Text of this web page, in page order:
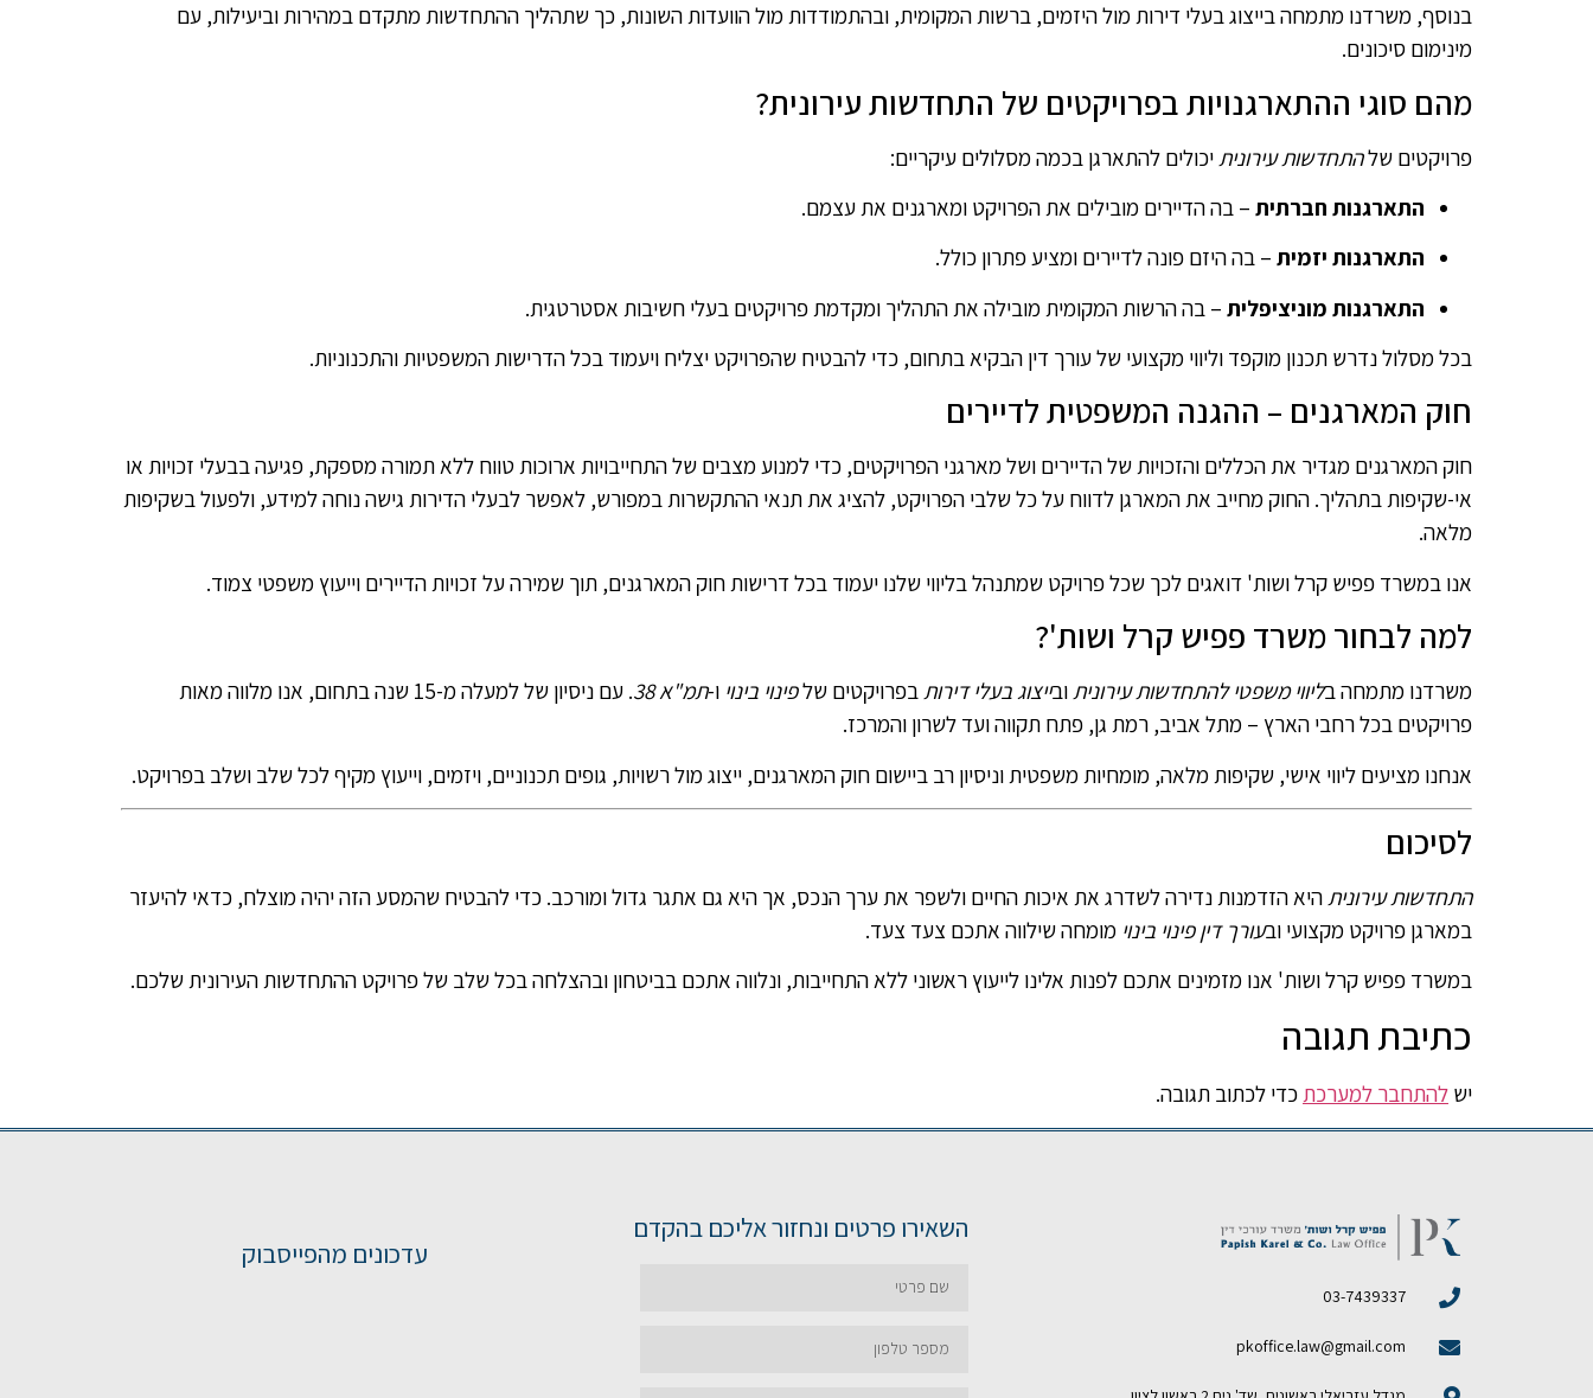
בנוסף, משרדנו מתמחה בייצוג בעלי דירות מול היזמים, ברשות המקומית, ובהתמודדות מול הוועדות השונות, כך שתהליך ההתחדשות מתקדם במהירות וביעילות, עם
מינימום סיכונים.
מהם סוגי ההתארגנויות בפרויקטים של התחדשות עירונית?
פרויקטים שלהתחדשות עירונית יכולים להתארגן בכמה מסלולים עיקריים:
התארגנות חברתית – בה הדיירים מובילים את הפרויקט ומארגנים את עצמם.
התארגנות יזמית – בה היזם פונה לדיירים ומציע פתרון כולל.
התארגנות מוניציפלית – בה הרשות המקומית מובילה את התהליך ומקדמת פרויקטים בעלי חשיבות אסטרטגית.
בכל מסלול נדרש תכנון מוקפד וליווי מקצועי של עורך דין הבקיא בתחום, כדי להבטיח שהפרויקט יצליח ויעמוד בכל הדרישות המשפטיות והתכנוניות.
חוק המארגנים – ההגנה המשפטית לדיירים
חוק המארגנים מגדיר את הכללים והזכויות של הדיירים ושל מארגני הפרויקטים, כדי למנוע מצבים של התחייבויות ארוכות טווח ללא תמורה מספקת, פגיעה בבעלי זכויות או
אי-שקיפות בתהליך. החוק מחייב את המארגן לדווח על כל שלבי הפרויקט, להציג את תנאי ההתקשרות במפורש, לאפשר לבעלי הדירות גישה נוחה למידע, ולפעול בשקיפות
מלאה.
אנו במשרד פפיש קרל ושות' דואגים לכך שכל פרויקט שמתנהל בליווי שלנו יעמוד בכל דרישות חוק המארגנים, תוך שמירה על זכויות הדיירים וייעוץ משפטי צמוד.
למה לבחור משרד פפיש קרל ושות'?
משרדנו מתמחה בליווי משפטי להתחדשות עירוניתובייצוג בעלי דירותבפרויקטים שלפינוי בינוי ו-תמ"א 38
. עם ניסיון של למעלה מ-15 שנה בתחום, אנו מלווה מאות
פרויקטים בכל רחבי הארץ – מתל אביב, רמת גן, פתח תקווה ועד לשרון והמרכז.
אנחנו מציעים ליווי אישי, שקיפות מלאה, מומחיות משפטית וניסיון רב ביישום חוק המארגנים, ייצוג מול רשויות, גופים תכנוניים, ויזמים, וייעוץ מקיף לכל שלב ושלב בפרויקט.
לסיכום
התחדשות עירונית היא הזדמנות נדירה לשדרג את איכות החיים ולשפר את ערך הנכס, אך היא גם אתגר גדול ומורכב. כדי להבטיח שהמסע הזה יהיה מוצלח, כדאי להיעזר
במארגן פרויקט מקצועי ובעורך דין פינוי בינוי מומחה שילווה אתכם צעד צעד.
במשרד פפיש קרל ושות' אנו מזמינים אתכם לפנות אלינו לייעוץ ראשוני ללא התחייבות, ונלווה אתכם בביטחון ובהצלחה בכל שלב של פרויקט ההתחדשות העירונית שלכם.
כתיבת תגובה
יש להתחבר למערכתכדי לכתוב תגובה.
03-7439337
pkoffice.law@gmail.com
השאירו פרטים ונחזור אליכם בהקדם
עדכונים מהפייסבוק